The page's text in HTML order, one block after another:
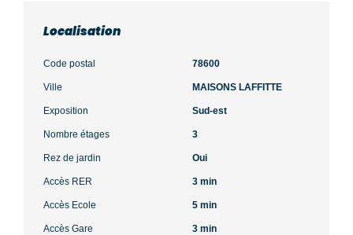
Localisation
Code postal 78600
Ville MAISONS LAFFITTE
Exposition Sud-est
Nombre étages 3
Rez de jardin Oui
Accès RER 3 min
Accès Ecole 5 min
Accès Gare 3 min